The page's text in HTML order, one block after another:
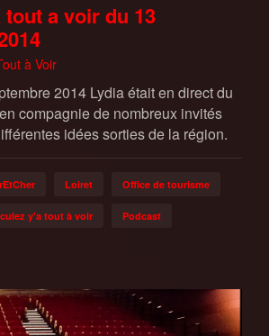
a voir du 13
à Voir
2014 Lydia était en direct du
compagnie de nombreux invités
idées sorties de la région.
Loiret Office de tourisme
y'a tout à voir Podcast